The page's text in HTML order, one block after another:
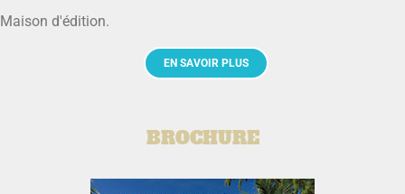
Maison d'édition.
EN SAVOIR PLUS
BROCHURE